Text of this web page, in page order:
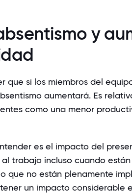
y
que si los miembros del
aumentará. Es
como una menor
es el impacto del
trabajo incluso cuando
que no están plenamente
un impacto considerable